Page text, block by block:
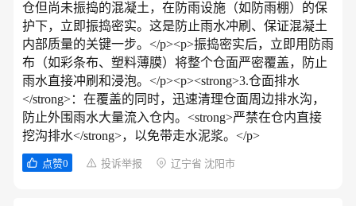
仓但尚未振捣的混凝土，在防雨设施（如防雨棚）的保
护下，立即振捣密实。这是防止雨水冲刷、保证混凝土
内部质量的关键一步。</p><p>振捣密实后，立即用防雨
布（如彩条布、塑料薄膜）将整个仓面严密覆盖，防止
雨水直接冲刷和浸泡。</p><p><strong>3.仓面排水
</strong>：在覆盖的同时，迅速清理仓面周边排水沟，
防止外围雨水大量流入仓内。<strong>严禁在仓内直接
挖沟排水</strong>，以免带走水泥浆。</p>
点赞0 投诉举报 辽宁省 沈阳市